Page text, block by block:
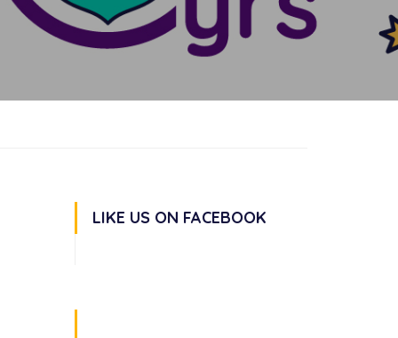
LIKE US ON FACEBOOK